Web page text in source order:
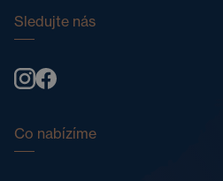
Sledujte nás
Co nabízíme